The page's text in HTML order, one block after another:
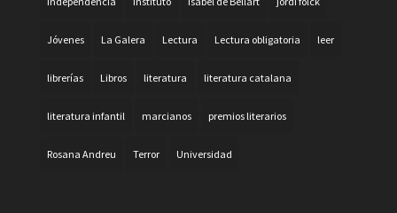
Jóvenes La Galera Lectura Lectura obligatoria leer
librerías Libros literatura literatura catalana
literatura infantil marcianos premios literarios
Rosana Andreu Terror Universidad